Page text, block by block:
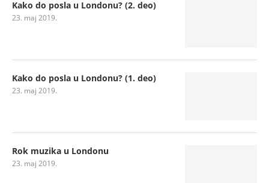
Kako do posla u Londonu? (2. deo)
23. maj 2019.
Kako do posla u Londonu? (1. deo)
23. maj 2019.
Rok muzika u Londonu
23. maj 2019.